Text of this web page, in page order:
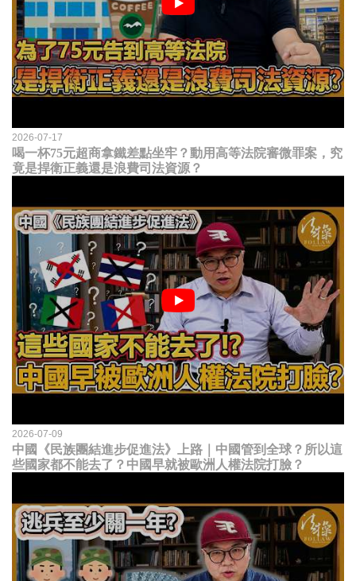
2026-07-17
喝一杯75元超商拿鐵差點坐牢？動用高等法院審微罪案，究
竟是捍衛正義還是浪費司法資源？
2026-07-09
中國《民族團結進步促進法》上路｜中國管到全球？所以這
些國家都不能去了？中國早就被歐洲人權法院打臉？